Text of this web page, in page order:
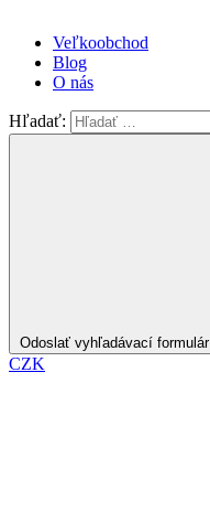
Veľkoobchod
Blog
O nás
Hľadať:
Odoslať vyhľadávací formulár
CZK